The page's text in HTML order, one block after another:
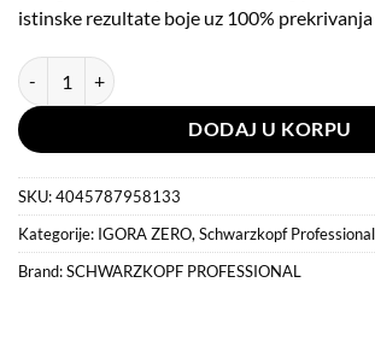
istinske rezultate boje uz 100% prekrivanja
Igora ZERO AMM 5-67 60ml količina
DODAJ U KORPU
SKU:4045787958133
Kategorije: IGORA ZERO,Schwarzkopf Professional
Brand:SCHWARZKOPF PROFESSIONAL